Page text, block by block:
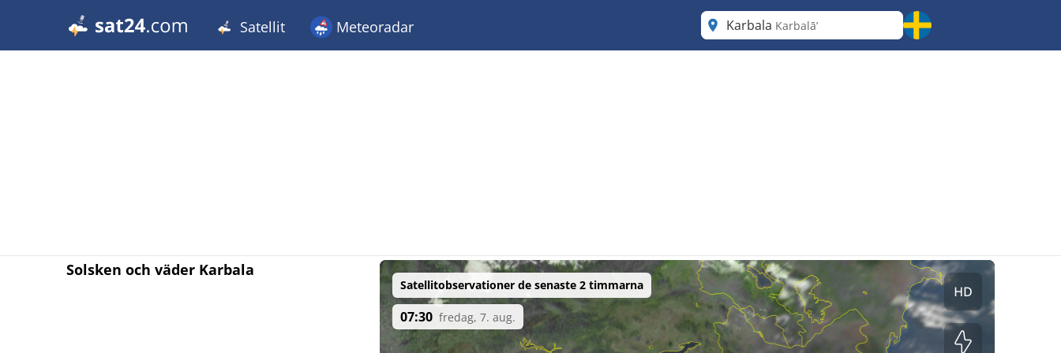
Satellit Meteoradar Karbala Karbalāʼ
Solsken och väder Karbala
Satellitobservationer de senaste 2 timmarna
07:30 fredag, 7. aug.